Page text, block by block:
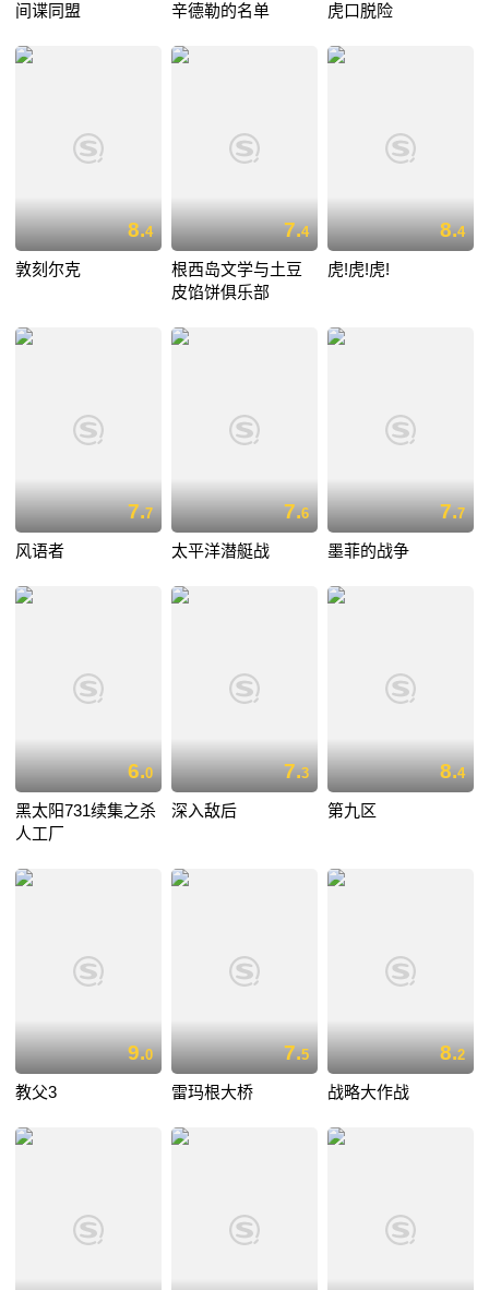
间谍同盟 辛德勒的名单 虎口脱险
8.4
敦刻尔克
7.4
根西岛文学与土豆
皮馅饼俱乐部
8.4
虎!虎!虎!
7.7
风语者
7.6
太平洋潜艇战
7.7
墨菲的战争
6.0
黑太阳731续集之杀
人工厂
7.3
深入敌后
8.4
第九区
9.0
教父3
7.5
雷玛根大桥
8.2
战略大作战